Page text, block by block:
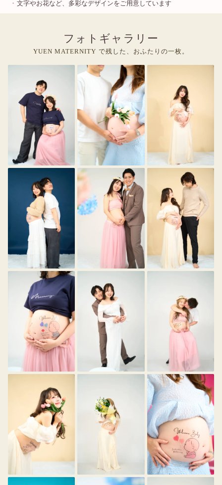
文字やお花など、多彩なデザインをご用意しています
フォトギャラリー
YUEN MATERNITY で残した、おふたりの一枚。